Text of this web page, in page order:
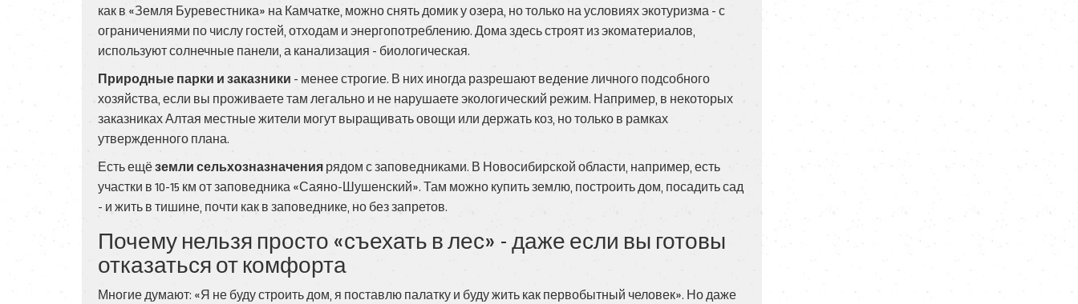
как в «Земля Буревестника» на Камчатке, можно снять домик у озера, но только на условиях экотуризма - с
ограничениями по числу гостей, отходам и энергопотреблению. Дома здесь строят из экоматериалов,
используют солнечные панели, а канализация - биологическая.
Природные парки и заказники - менее строгие. В них иногда разрешают ведение личного подсобного
хозяйства, если вы проживаете там легально и не нарушаете экологический режим. Например, в некоторых
заказниках Алтая местные жители могут выращивать овощи или держать коз, но только в рамках
утвержденного плана.
Есть ещёземли сельхозназначения рядом с заповедниками. В Новосибирской области, например, есть
участки в 10-15 км от заповедника «Саяно-Шушенский». Там можно купить землю, построить дом, посадить сад
- и жить в тишине, почти как в заповеднике, но без запретов.
Почему нельзя просто «съехать в лес» - даже если вы готовы
отказаться от комфорта
Многие думают: «Я не буду строить дом, я поставлю палатку и буду жить как первобытный человек». Но даже